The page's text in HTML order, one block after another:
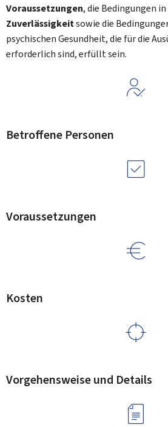
Voraussetzungen, die Bedingungen in
Zuverlässigkeitsowie die
psychischen Gesundheit, die für die
erforderlich sind, erfüllt sein.
Betroffene Personen
Voraussetzungen
Kosten
Vorgehensweise und Details